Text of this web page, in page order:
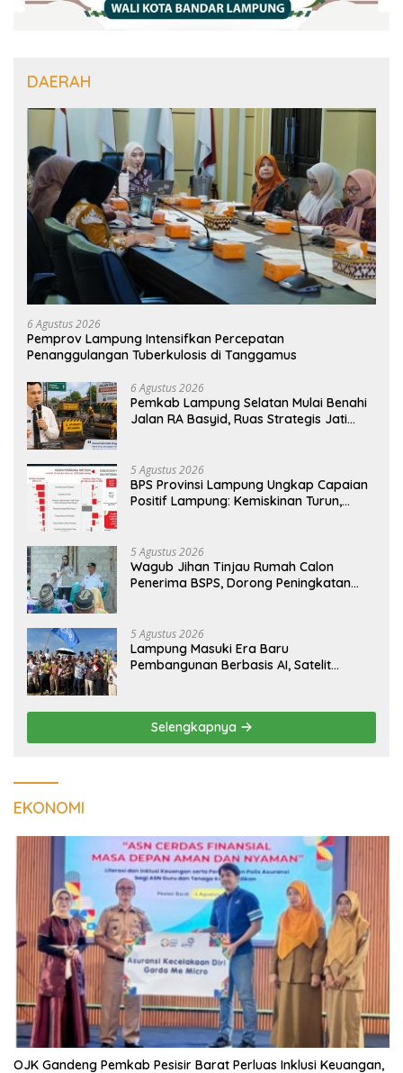
DAERAH
6 Agustus 2026
Pemprov Lampung Intensifkan Percepatan
Penanggulangan Tuberkulosis di Tanggamus
6 Agustus 2026
Pemkab Lampung Selatan Mulai Benahi
Jalan RA Basyid, Ruas Strategis Jati
5 Agustus 2026
BPS Provinsi Lampung Ungkap Capaian
Positif Lampung: Kemiskinan Turun,
5 Agustus 2026
Wagub Jihan Tinjau Rumah Calon
Penerima BSPS, Dorong Peningkatan
5 Agustus 2026
Lampung Masuki Era Baru
Pembangunan Berbasis AI, Satelit
Selengkapnya
EKONOMI
OJK Gandeng Pemkab Pesisir Barat Perluas Inklusi Keuangan,